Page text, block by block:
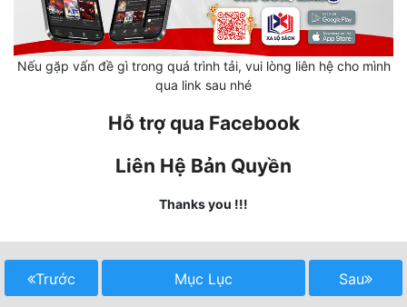
Hài Hước
Hệ Thống
Khoa Huyễn Không Gian
Kiếm Hiệp
Kỳ Huyễn
Nếu gặp vấn đề gì trong quá trình tải, vui lòng liên hệ cho mình
qua link sau nhé
Hỗ trợ qua Facebook
Liên Hệ Bản Quyền
Thanks you !!!
Trước Mục Lục Sau